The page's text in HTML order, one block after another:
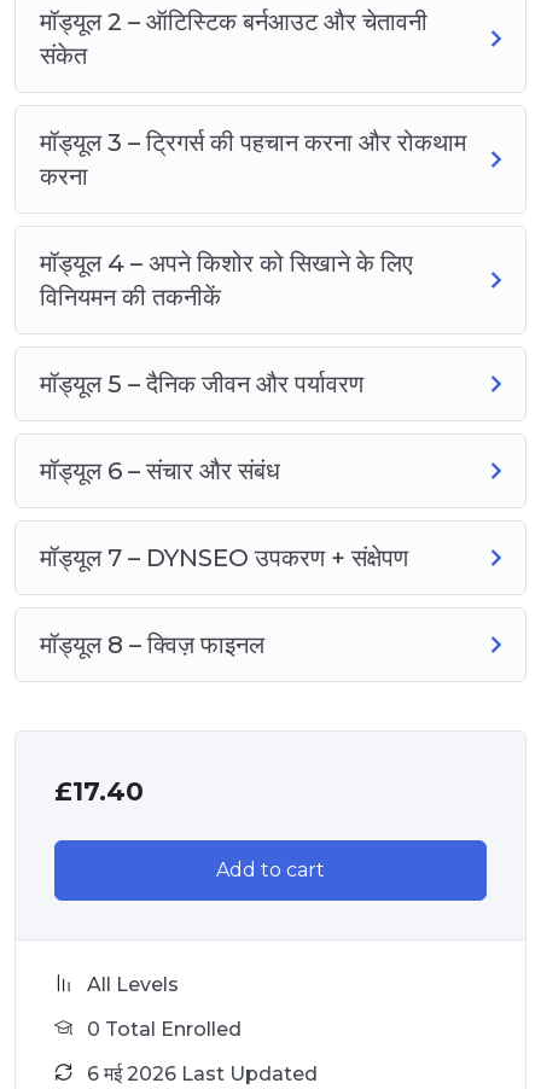
मॉड्यूल 2 – ऑटिस्टिक बर्नआउट और चेतावनी
संकेत
मॉड्यूल 3 – ट्रिगर्स की पहचान करना और रोकथाम
करना
मॉड्यूल 4 – अपने किशोर को सिखाने के लिए
विनियमन की तकनीकें
मॉड्यूल 5 – दैनिक जीवन और पर्यावरण
मॉड्यूल 6 – संचार और संबंध
मॉड्यूल 7 – DYNSEO उपकरण + संक्षेपण
मॉड्यूल 8 – क्विज़ फाइनल
£17.40
Add to cart
All Levels
0 Total Enrolled
6 मई 2026 Last Updated